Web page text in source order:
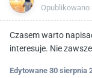
Opublikowano
Czasem warto
interesuje. Nie
Edytowane 30 sierpnia